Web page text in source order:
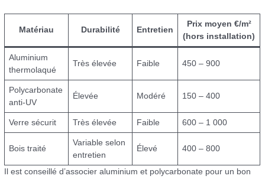
Matériau Durabilité Entretien
Prix moyen €/m²
(hors installation)
Aluminium
thermolaqué
Très élevée Faible 450 – 900
Polycarbonate
anti-UV
Élevée Modéré 150 – 400
Verre sécurit Très élevée Faible 600 – 1 000
Bois traité
Variable selon
entretien
Élevé 400 – 800
Il est conseillé d’associer aluminium et polycarbonate pour un bon